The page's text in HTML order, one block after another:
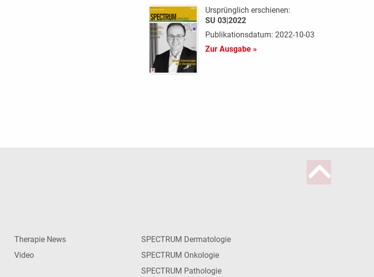
Ursprünglich erschienen:
SU 03|2022
Publikationsdatum: 2022-10-03
Zur Ausgabe »
Therapie News
Video
SPECTRUM Dermatologie
SPECTRUM Onkologie
SPECTRUM Pathologie